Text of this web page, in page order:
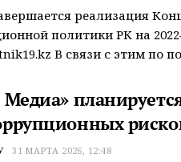
реализация
политики РК на
В связи с этим по
Медиа»
31 МАРТА 2026, 12:48